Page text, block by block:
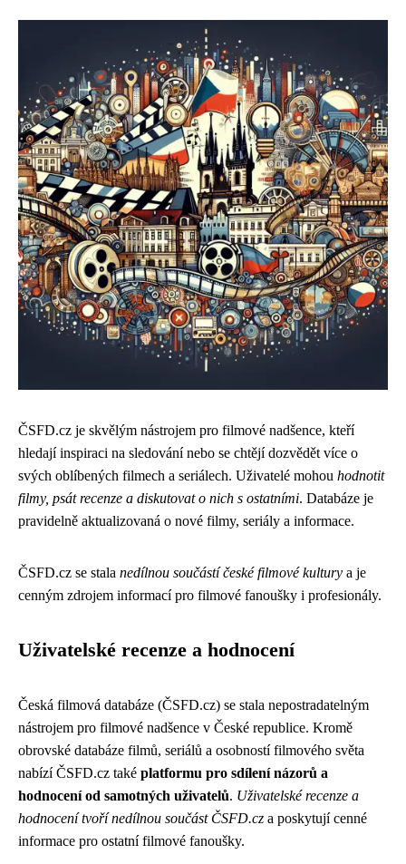
ČSFD.cz je skvělým nástrojem pro filmové nadšence, kteří
hledají inspiraci na sledování nebo se chtějí dozvědět více o
svých oblíbených filmech a seriálech. Uživatelé mohou hodnotit
filmy, psát recenze a diskutovat o nich s ostatními. Databáze je
pravidelně aktualizovaná o nové filmy, seriály a informace.
ČSFD.cz se stala nedílnou součástí české filmové kultury a je
cenným zdrojem informací pro filmové fanoušky i profesionály.
Uživatelské recenze a hodnocení
Česká filmová databáze (ČSFD.cz) se stala nepostradatelným
nástrojem pro filmové nadšence v České republice. Kromě
obrovské databáze filmů, seriálů a osobností filmového světa
nabízí ČSFD.cz také platformu pro sdílení názorů a
hodnocení od samotných uživatelů. Uživatelské recenze a
hodnocení tvoří nedílnou součást ČSFD.cz a poskytují cenné
informace pro ostatní filmové fanoušky.